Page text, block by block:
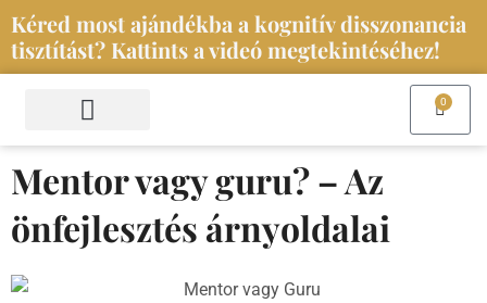
Skip
to
content
Kéred most ajándékba a kognitív disszonancia
tisztítást? Kattints a videó megtekintéséhez!
0
Kosár
Mentor vagy guru? – Az
önfejlesztés árnyoldalai